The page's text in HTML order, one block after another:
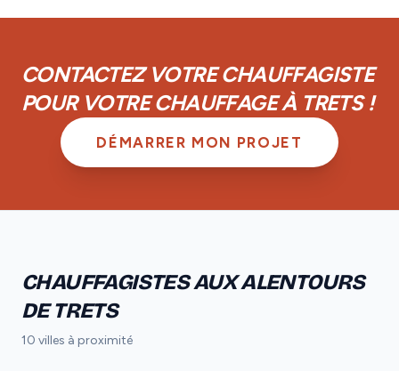
CONTACTEZ VOTRE CHAUFFAGISTE
POUR VOTRE CHAUFFAGE À TRETS !
DÉMARRER MON PROJET
CHAUFFAGISTES AUX ALENTOURS
DE TRETS
10 villes à proximité